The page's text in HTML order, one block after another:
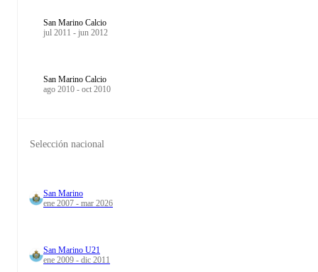
San Marino Calcio
jul 2011 - jun 2012
San Marino Calcio
ago 2010 - oct 2010
Selección nacional
San Marino
ene 2007 - mar 2026
San Marino U21
ene 2009 - dic 2011